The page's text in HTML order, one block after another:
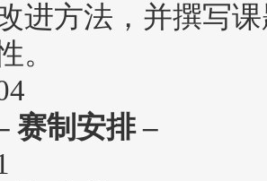
进方法，并撰写
。
赛制安排 –